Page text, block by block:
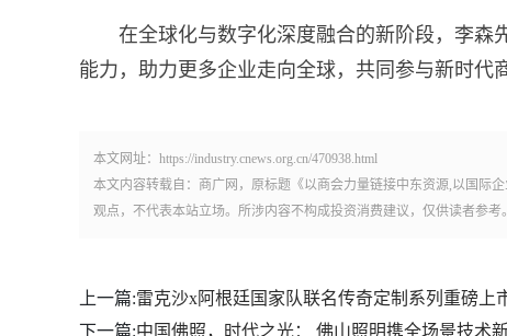
在全球化与数字化深度融合的新阶段，李森
能力，助力更多企业走向全球，共同参与新时代
本文网址：https://industry.cnews.org.cn/470938.html
本文内容转载自：商广网，原标题《以商会力量链接中东资源,以国际
观点，不代表本站立场。所涉内容不构成投资消费建议，仅供读者参考
上一篇:雷克沙x阿根廷国家队联名传奇定制系列重磅上
下一篇:中国佛照，时代之光： 佛山照明携全场景技术